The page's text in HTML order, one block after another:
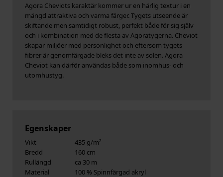
Agora Cheviots karaktär kommer ur en härlig textur i en
mängd attraktiva och varma färger. Tygets utseende är
skiftande men samtidigt robust, perfekt både för sig själv
och i kombination med de flesta av Agoratygerna. Cheviot
skapar miljöer med personlighet och eftersom tygets
fibrer är genomfärgade bleks det inte av solen. Agora
Cheviot kan därför användas både som inomhus- och
utomhustyg.
Egenskaper
Vikt
435 g/m²
Bredd
160 cm
Rullängd
ca 30 m
Material
100 % Spinnfärgad akryl